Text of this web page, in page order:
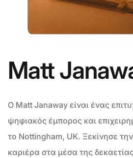
Matt
Ο Matt Janaway είναι ένας
ψηφιακός έμπορος και
το Nottingham, UK. Ξεκίνησε
καριέρα στα μέσα της